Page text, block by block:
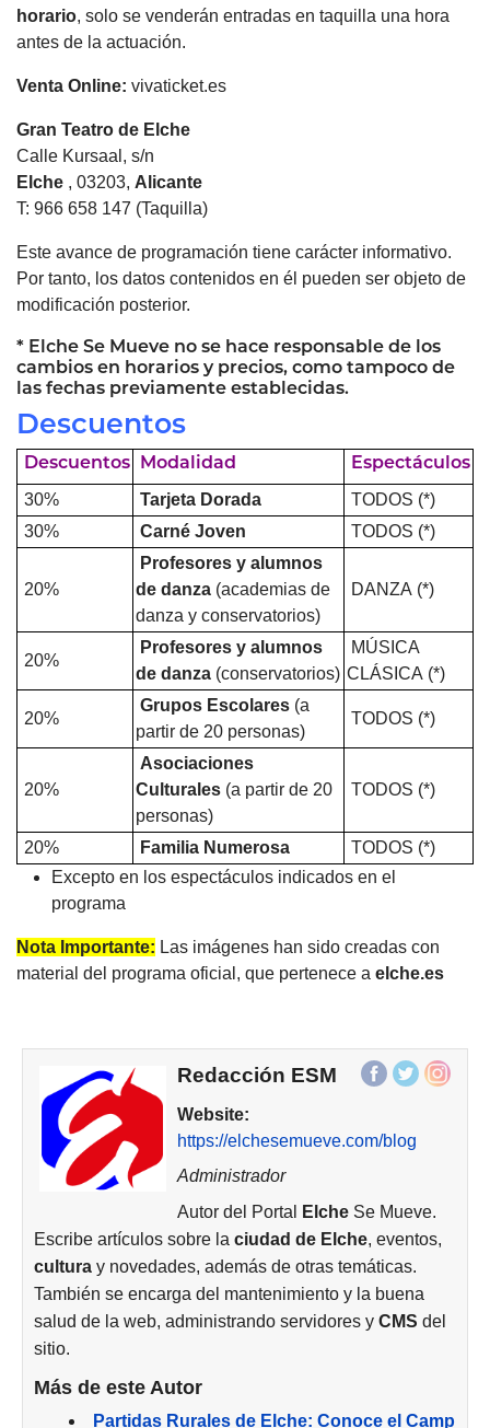
horario, solo se venderán entradas en taquilla una hora
antes de la actuación.
Venta Online: vivaticket.es
Gran Teatro de Elche
Calle Kursaal, s/n
Elche , 03203, Alicante
T: 966 658 147 (Taquilla)
Este avance de programación tiene carácter informativo.
Por tanto, los datos contenidos en él pueden ser objeto de
modificación posterior.
* Elche Se Mueve no se hace responsable de los
cambios en horarios y precios, como tampoco de
las fechas previamente establecidas.
Descuentos
Descuentos Modalidad Espectáculos
30% Tarjeta Dorada
TODOS (*)
30%
Carné Joven TODOS (*)
20%
Profesores y alumnos
de danza (academias de
danza y conservatorios)
DANZA (*)
20%
Profesores y alumnos
de danza (conservatorios)
MÚSICA
CLÁSICA (*)
20%
Grupos Escolares (a
partir de 20 personas)
TODOS (*)
20%
Asociaciones
Culturales (a partir de 20
personas)
TODOS (*)
20% Familia Numerosa
TODOS (*)
Excepto en los espectáculos indicados en el
programa
Nota Importante: Las imágenes han sido creadas con
material del programa oficial, que pertenece a elche.es
Redacción ESM
Website:
https://elchesemueve.com/blog
Administrador
Autor del Portal
ElcheSe Mueve.
Escribe artículos sobre la ciudad de Elche, eventos,
cultura y novedades, además de otras temáticas.
También se encarga del mantenimiento y la buena
salud de la web, administrando servidores y CMS del
sitio.
Más de este Autor
Partidas Rurales de Elche: Conoce el Camp